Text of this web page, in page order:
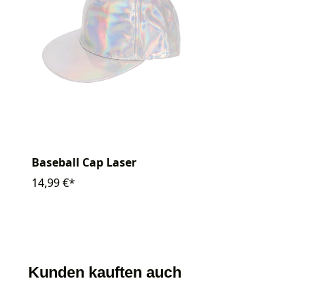
Baseball Cap Laser
14,99 €*
Kunden kauften auch